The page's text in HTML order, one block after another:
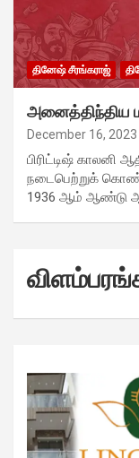
தினேஷ் சீரங்கராஜ்
அனைத்திந்திய
December 16, 2023
பிரிட்டிஷ் காலனி
நடைபெற்றுக்
1936 ஆம் ஆண்டு